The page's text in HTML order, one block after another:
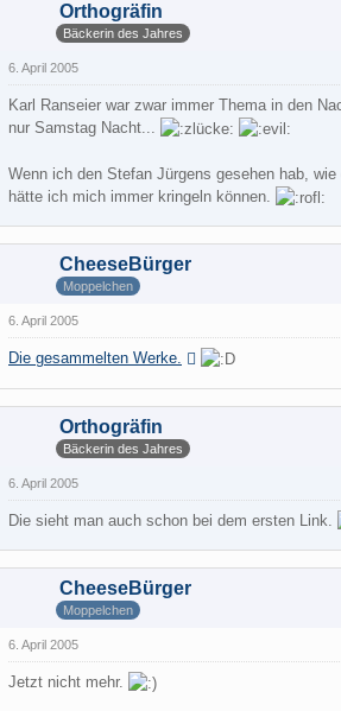
Orthogräfin
Bäckerin des Jahres
6. April 2005
Karl Ranseier war zwar immer Thema in den
nur Samstag Nacht...
Wenn ich den Stefan Jürgens gesehen hab,
hätte ich mich immer kringeln können.
CheeseBürger
Moppelchen
6. April 2005
Die gesammelten Werke.
Orthogräfin
Bäckerin des Jahres
6. April 2005
Die sieht man auch schon bei dem ersten Link.
CheeseBürger
Moppelchen
6. April 2005
Jetzt nicht mehr.